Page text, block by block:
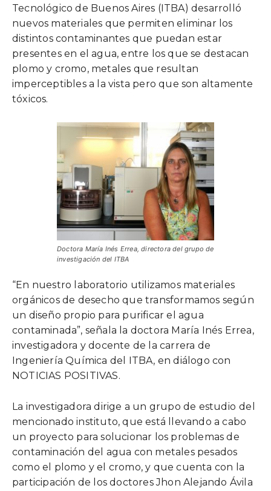
Tecnológico de Buenos Aires (ITBA) desarrolló
nuevos materiales que permiten eliminar los
distintos contaminantes que puedan estar
presentes en el agua, entre los que se destacan
plomo y cromo, metales que resultan
imperceptibles a la vista pero que son altamente
tóxicos.
Doctora María Inés Errea, directora del grupo de
investigación del ITBA
“En nuestro laboratorio utilizamos materiales
orgánicos de desecho que transformamos según
un diseño propio para purificar el agua
contaminada”, señala la doctora María Inés Errea,
investigadora y docente de la carrera de
Ingeniería Química del ITBA, en diálogo con
NOTICIAS POSITIVAS.
La investigadora dirige a un grupo de estudio del
mencionado instituto, que está llevando a cabo
un proyecto para solucionar los problemas de
contaminación del agua con metales pesados
como el plomo y el cromo, y que cuenta con la
participación de los doctores Jhon Alejando Ávila